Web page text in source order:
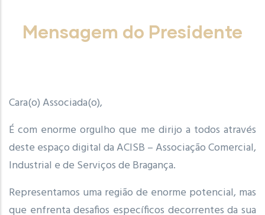
Mensagem do Presidente
Cara(o) Associada(o),
É com enorme orgulho que me dirijo a todos através
deste espaço digital da ACISB – Associação Comercial,
Industrial e de Serviços de Bragança.
Representamos uma região de enorme potencial, mas
que enfrenta desafios específicos decorrentes da sua